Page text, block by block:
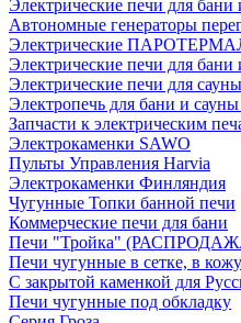
Электрические печи для бани
Автономные генераторы
Электрические
Электрические печи для
Электрические печи для
Электропечь для бани и
Запчасти к электрическим
Электрокаменки SAWO
Пульты Управления Harvia
Электрокаменки Финляндия
Чугунные Топки банной печи
Коммерческие печи для бани
Печи "Тройка"
Печи чугунные в сетке, в
С закрытой каменкой для
Печи чугунные под обкладку